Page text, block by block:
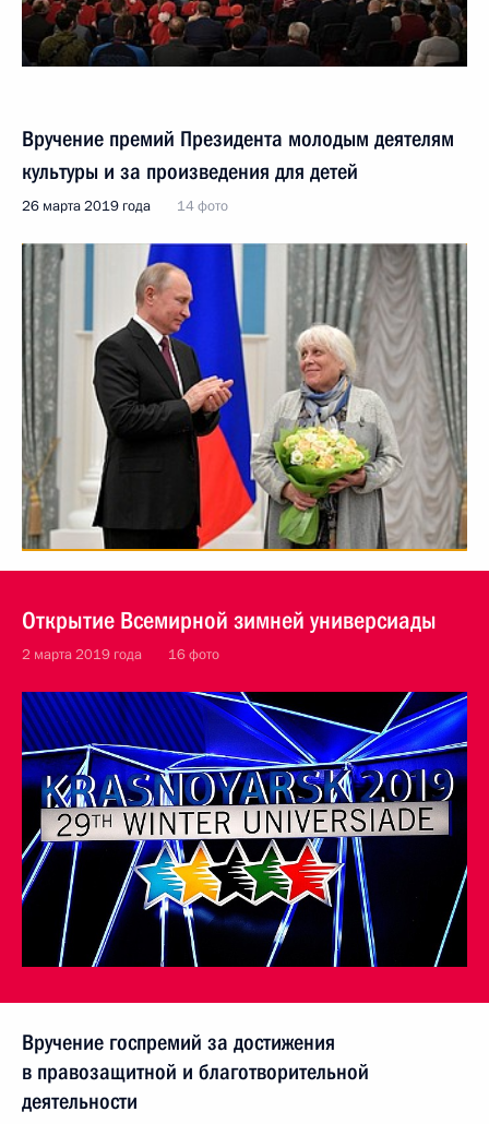
Вручение премий Президента молодым деятелям
культуры и за произведения для детей
26 марта 2019 года 14 фото
Открытие Всемирной зимней универсиады
2 марта 2019 года 16 фото
Вручение госпремий за достижения
в правозащитной и благотворительной
деятельности